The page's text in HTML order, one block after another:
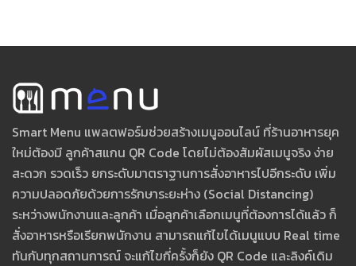
Smart Menu แพลตฟอร์มช่วยสร้างเมนูออนไลน์ ที่ร้านอาหารยุค
ใหม่ต้องมี ลูกค้าสแกน QR Code โดยไม่ต้องสัมผัสเมนูจริง ง่าย
สะดวก รวดเร็ว ยกระดับมาตราฐานการสั่งอาหารไปอีกระดับ เพิ่ม
ความปลอดภัยด้วยการรักษาระยะห่าง (Social Distancing)
ระหว่างพนักงานและลูกค้า เมื่อลูกค้าเลือกเมนูที่ต้องการได้แล้ว ก็
สั่งอาหารหรือเรียกพนักงาน สามารถแก้ไขได้เมนูแบบ Real time
ทันกับทุกสถานการณ์ จะแก้ไขกี่ครั้งก็ยัง QR Code และลิงค์เดิม